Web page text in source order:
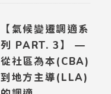
【氣候變遷調適系
列 PART. 3】 —
從社區為本(CBA)
到地方主導(LLA)